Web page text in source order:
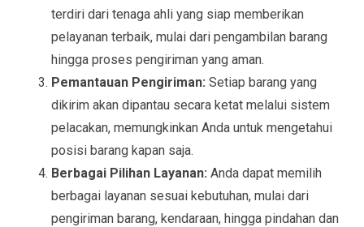
terdiri dari tenaga ahli yang siap memberikan
pelayanan terbaik, mulai dari pengambilan barang
hingga proses pengiriman yang aman.
Pemantauan Pengiriman: Setiap barang yang
dikirim akan dipantau secara ketat melalui sistem
pelacakan, memungkinkan Anda untuk mengetahui
posisi barang kapan saja.
Berbagai Pilihan Layanan: Anda dapat memilih
berbagai layanan sesuai kebutuhan, mulai dari
pengiriman barang, kendaraan, hingga pindahan dan